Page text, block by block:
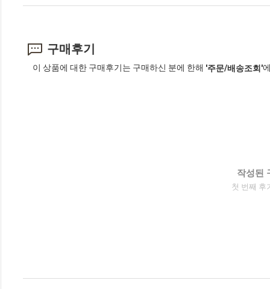
구매후기
이 상품에 대한 구매후기는 구매하신 분에 한해 '주문/배송조회'
작성된
첫 번째 후